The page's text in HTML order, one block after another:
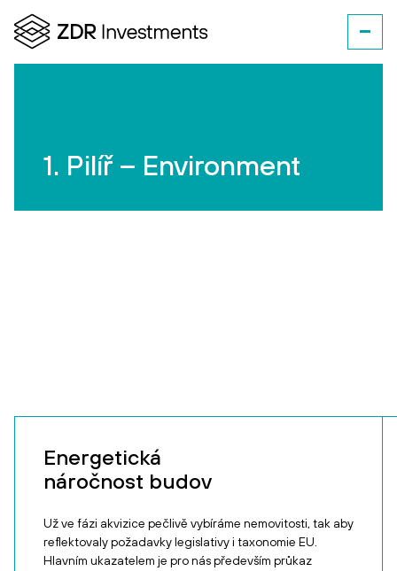
1. Pilíř – Environment
Energetická
náročnost budov
Už ve fázi akvizice pečlivě vybíráme nemovitosti, tak aby
reflektovaly požadavky legislativy i taxonomie EU.
Hlavním ukazatelem je pro nás především průkaz